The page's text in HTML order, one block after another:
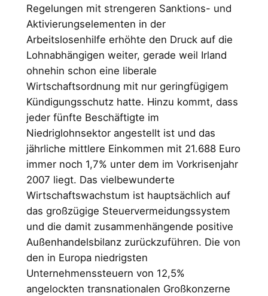
Regelungen mit strengeren Sanktions- und
Aktivierungselementen in der
Arbeitslosenhilfe erhöhte den Druck auf die
Lohnabhängigen weiter, gerade weil Irland
ohnehin schon eine liberale
Wirtschaftsordnung mit nur geringfügigem
Kündigungsschutz hatte. Hinzu kommt, dass
jeder fünfte Beschäftigte im
Niedriglohnsektor angestellt ist und das
jährliche mittlere Einkommen mit 21.688 Euro
immer noch 1,7% unter dem im Vorkrisenjahr
2007 liegt. Das vielbewunderte
Wirtschaftswachstum ist hauptsächlich auf
das großzügige Steuervermeidungssystem
und die damit zusammenhängende positive
Außenhandelsbilanz zurückzuführen. Die von
den in Europa niedrigsten
Unternehmenssteuern von 12,5%
angelockten transnationalen Großkonzerne